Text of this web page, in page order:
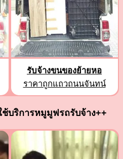
รับจ้างขนของย้ายหอ
ราคาถูกแถวถนนจันทน์
บริการหมูมูฟรถรับจ้าง++